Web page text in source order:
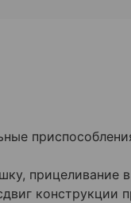
прицеливание
конструкции